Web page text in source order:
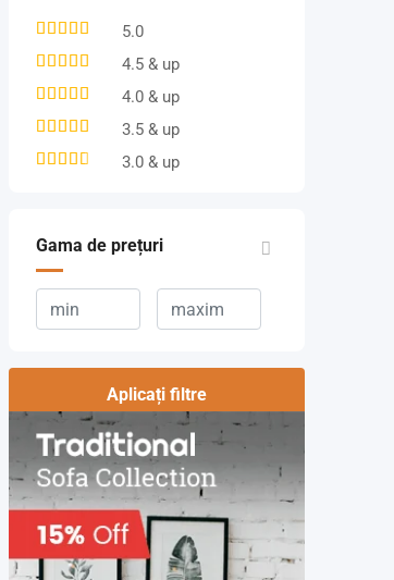
5.0
4.5 & up
4.0 & up
3.5 & up
3.0 & up
Gama de prețuri
Aplicați filtre